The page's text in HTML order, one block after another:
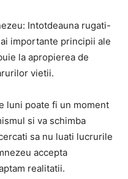
Intotdeauna rugati-
importante principii ale
la apropierea de
vietii.
luni poate fi un moment
si va schimba
sa nu luati lucrurile
accepta
realitatii.